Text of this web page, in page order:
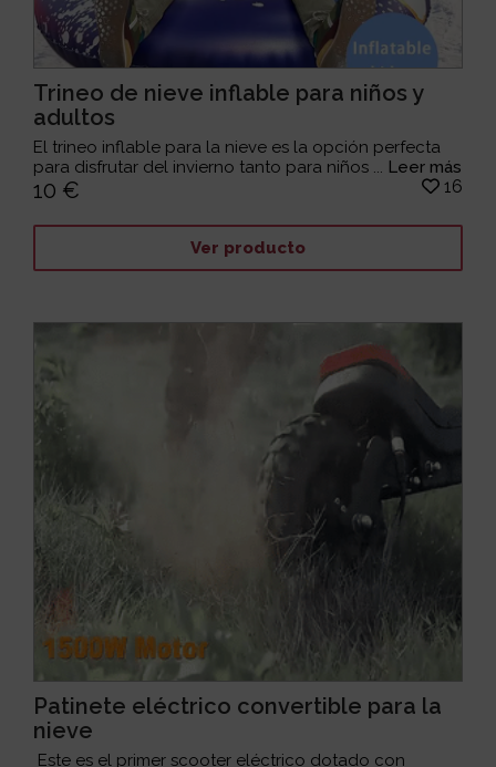
Trineo de nieve inflable para niños y
adultos
El trineo inflable para la nieve es la opción perfecta
para disfrutar del invierno tanto para niños ... Leer más
10 € 16
Ver producto
Patinete eléctrico convertible para la
nieve
Este es el primer scooter eléctrico dotado con